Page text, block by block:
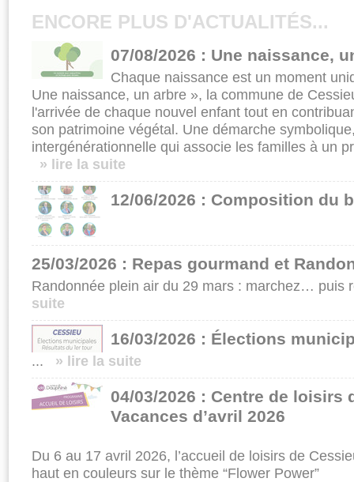
ENCORE PLUS D'ACTUALITÉS...
07/08/2026 : Une naissance,
Chaque naissance est un moment
Une naissance, un arbre », la commune de
l'arrivée de chaque nouvel enfant tout en
son patrimoine végétal. Une démarche
intergénérationnelle qui associe les familles à un
» lire la suite
12/06/2026 : Composition du
25/03/2026 : Repas gourmand et
Randonnée plein air du 29 mars : marchez… puis
suite
16/03/2026 : Élections
... » lire la suite
04/03/2026 : Centre de loisirs
Vacances d’avril 2026
Du 6 au 17 avril 2026, l’accueil de loisirs de
haut en couleurs sur le thème “Flower Power”